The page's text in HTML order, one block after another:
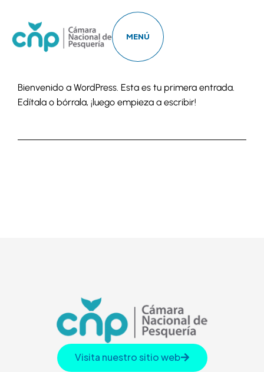
MENÚ
Bienvenido a WordPress. Esta es tu primera entrada.
Edítala o bórrala, ¡luego empieza a escribir!
Visita nuestro sitio web